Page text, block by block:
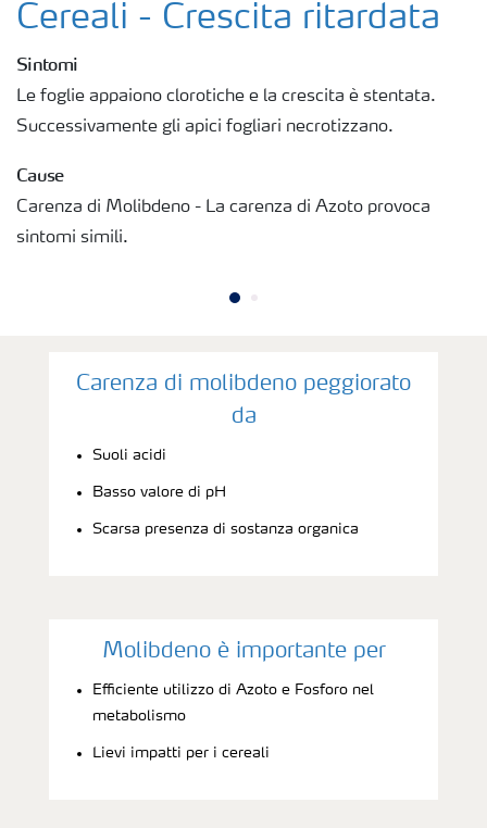
Agricoltura rigenerativa
Cereali - Crescita ritardata
Sintomi
Le foglie appaiono clorotiche e la crescita è stentata.
Successivamente gli apici fogliari necrotizzano.
Cause
Carenza di Molibdeno - La carenza di Azoto provoca
sintomi simili.
Carenza di molibdeno peggiorato
da
Suoli acidi
Basso valore di pH
Scarsa presenza di sostanza organica
Molibdeno è importante per
Efficiente utilizzo di Azoto e Fosforo nel
metabolismo
Lievi impatti per i cereali